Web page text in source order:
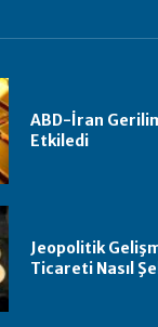
ABD-İran
Etkiledi
Jeopolitik
Ticareti Nasıl